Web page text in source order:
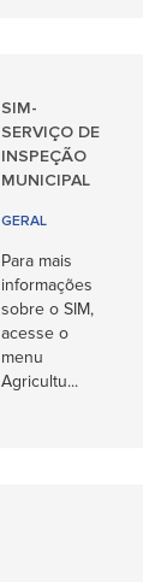
SIM-
SERVIÇO DE
INSPEÇÃO
MUNICIPAL
GERAL
Para mais
informações
sobre o SIM,
acesse o
menu
Agricultu...